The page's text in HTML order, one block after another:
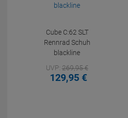
Cube C:62 SLT
Rennrad Schuh
blackline
UVP:269,95€
129,95 €